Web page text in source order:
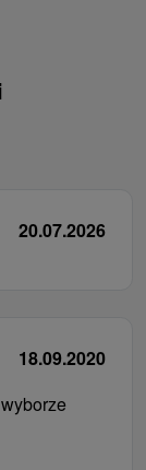
20.07.2026
18.09.2020